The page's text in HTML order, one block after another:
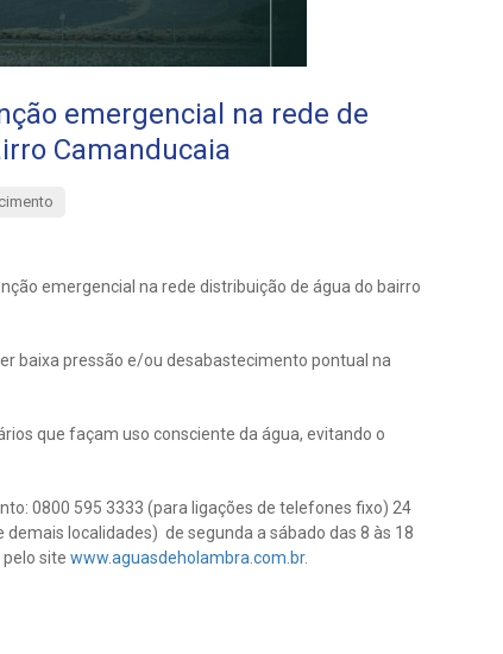
emergencial na rede de
Camanducaia
emergencial na rede distribuição de água do bairro
baixa pressão e/ou desabastecimento pontual na
que façam uso consciente da água, evitando o
0800 595 3333 (para ligações de telefones fixo) 24
localidades) de segunda a sábado das 8 às 18
site www.aguasdeholambra.com.br.